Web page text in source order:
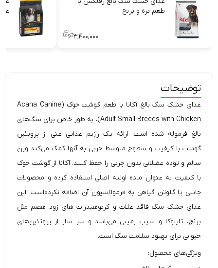
طعم بره و برنج
۳,۴۰۰,۰۰۰
توضیحات
غذای خشک سگ بالغ آکانا با طعم گوشت خوک ( Acana Canine
Adult Small Breeds with Chicken)، به طور خاص برای سگ‌های
بالغ فرموله شده است. ارائه یک رژیم غذایی غنی از پروتئین
گوشت با کیفیت و سطوح متوسط چربی به آنها کمک می‌کند وزن
سالم و توده عضلانی بدون چربی را حفظ کنند. آکانا از گوشت خوک
با کیفیت به عنوان ماده اولیه اصلی استفاده کرده و محصولات
جانبی یا گلوتن گیاهی به فرمولاسیون آن اضافه نکرده‌است. این
غذای خشک سگفاقد غلات و کربوهیدرات‌ های زود هضم مثل
برنج، تاپیوکا و سیب زمینی می‌باشد و سر شار از پروتئین‌های
حیوانی برای بهبود سلامت سگ است.
ویژگی‌‌های محصول: